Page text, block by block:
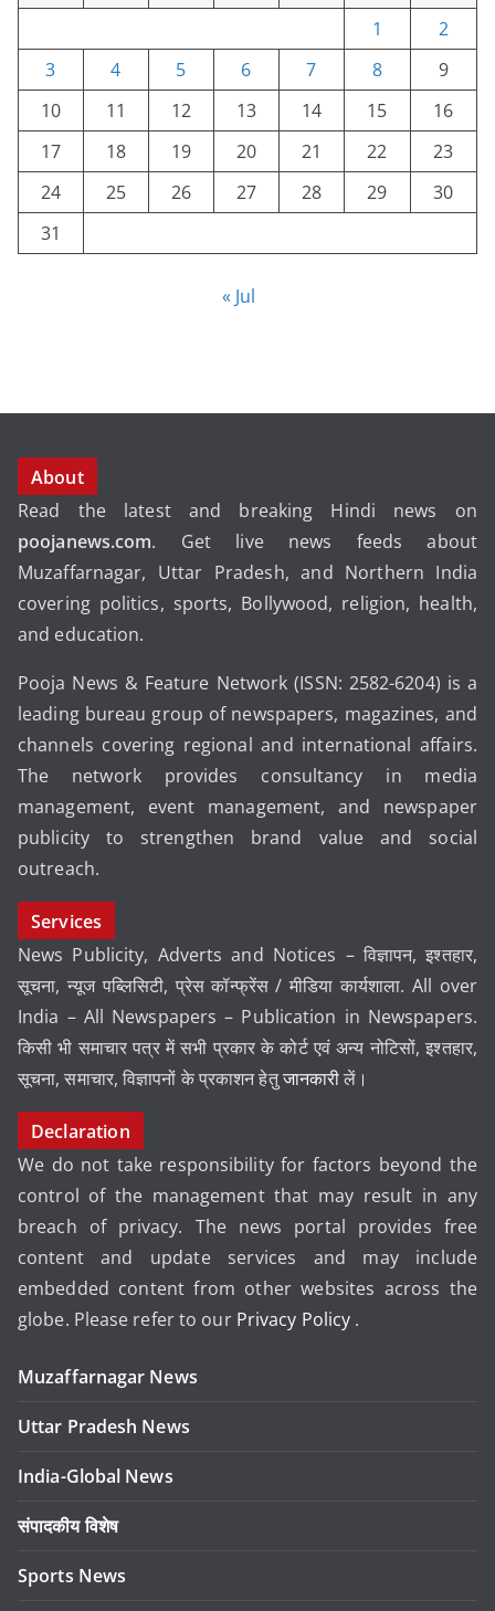
1
2
3
4 5 6 7 8
9
10
11 12 13 14 15
16
17
18 19 20 21 22
23
24
25 26 27 28 29
30
31
« Jul
About
Read the latest and breaking Hindi news on
poojanews.com. Get live news feeds about
Muzaffarnagar, Uttar Pradesh, and Northern India
covering politics, sports, Bollywood, religion, health,
and education.
Pooja News & Feature Network (ISSN: 2582-6204) is a
leading bureau group of newspapers, magazines, and
channels covering regional and international affairs.
The network provides consultancy in media
management, event management, and newspaper
publicity to strengthen brand value and social
outreach.
Services
News Publicity, Adverts and Notices – विज्ञापन, इश्तहार,
सूचना, न्यूज पब्लिसिटी, प्रेस कॉन्फ्रेंस / मीडिया कार्यशाला. All over
India – All Newspapers – Publication in Newspapers.
किसी भी समाचार पत्र में सभी प्रकार के कोर्ट एवं अन्य नोटिसों, इश्तहार,
सूचना, समाचार, विज्ञापनों के प्रकाशन हेतुजानकारीलें।
Declaration
We do not take responsibility for factors beyond the
control of the management that may result in any
breach of privacy. The news portal provides free
content and update services and may include
embedded content from other websites across the
globe. Please refer to our Privacy Policy .
Muzaffarnagar News
Uttar Pradesh News
India-Global News
संपादकीय विशेष
Sports News